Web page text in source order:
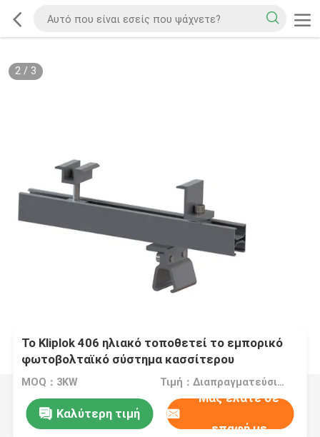
2/ 3
Το Kliplok 406 ηλιακό τοποθετεί το εμπορικό
φωτοβολταϊκό σύστημα κασσίτερου
επιτροπής Frameless στεγών μετάλλων
MOQ：3KW Τιμή：Διαπραγματεύσιμα
Καλύτερη τιμή
Μας ελάτε σε
επαφή με